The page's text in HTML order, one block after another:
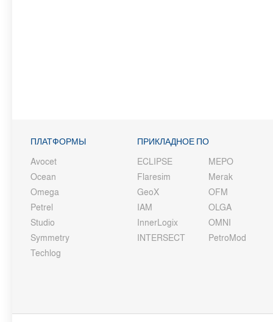
ПЛАТФОРМЫ
Avocet
Ocean
Omega
Petrel
Studio
Symmetry
Techlog
ПРИКЛАДНОЕ ПО
ECLIPSE
Flaresim
GeoX
IAM
InnerLogix
INTERSECT
MEPO
Merak
OFM
OLGA
OMNI
PetroMod